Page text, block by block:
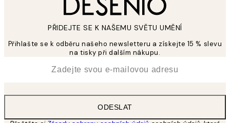
PŘIDEJTE SE K NAŠEMU SVĚTU UMĚNÍ
Přihlašte se k odběru našeho newsletteru a získejte 15 % slevu
na tisky při dalším nákupu.
ODESLAT